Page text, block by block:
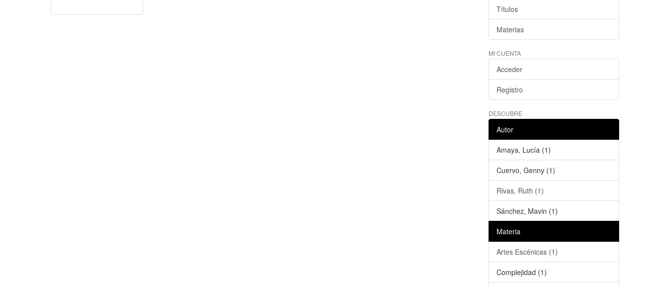
Títulos
Materias
MI CUENTA
Acceder
Registro
DESCUBRE
Autor
Amaya, Lucía (1)
Cuervo, Genny (1)
Rivas, Ruth (1)
Sánchez, Mavin (1)
Materia
Artes Escénicas (1)
Complejidad (1)